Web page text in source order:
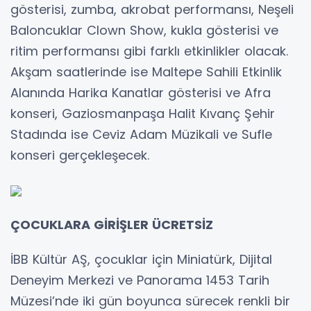
gösterisi, zumba, akrobat performansı, Neşeli
Baloncuklar Clown Show, kukla gösterisi ve
ritim performansı gibi farklı etkinlikler olacak.
Akşam saatlerinde ise Maltepe Sahili Etkinlik
Alanında Harika Kanatlar gösterisi ve Afra
konseri, Gaziosmanpaşa Halit Kıvanç Şehir
Stadında ise Ceviz Adam Müzikali ve Sufle
konseri gerçekleşecek.
ÇOCUKLARA GİRİŞLER ÜCRETSİZ
İBB Kültür AŞ, çocuklar için Miniatürk, Dijital
Deneyim Merkezi ve Panorama 1453 Tarih
Müzesi’nde iki gün boyunca sürecek renkli bir